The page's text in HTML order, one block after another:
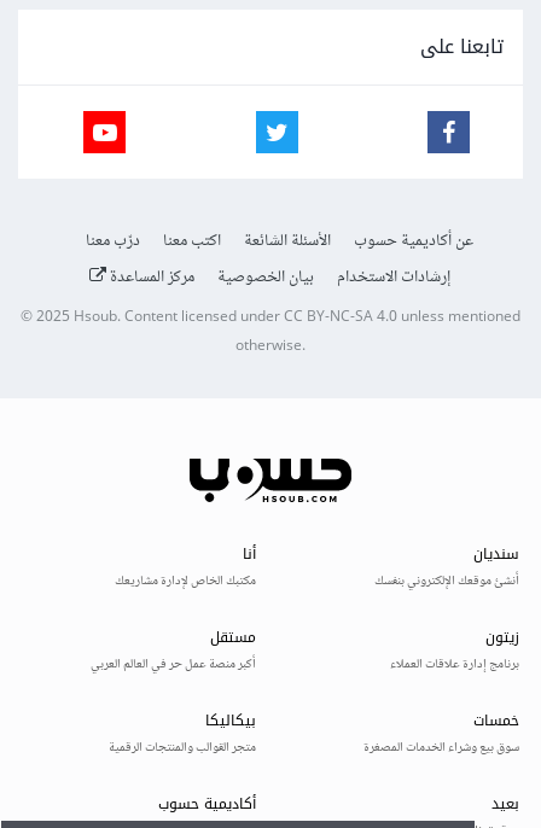
تابعنا على
عن أكاديمية حسوب الأسئلة الشائعة اكتب معنا
درّب معنا
إرشادات الاستخدام
بيان الخصوصية مركز المساعدة
© 2025Hsoub.Content licensed underCC BY-NC-SA 4.0unless mentioned
otherwise.